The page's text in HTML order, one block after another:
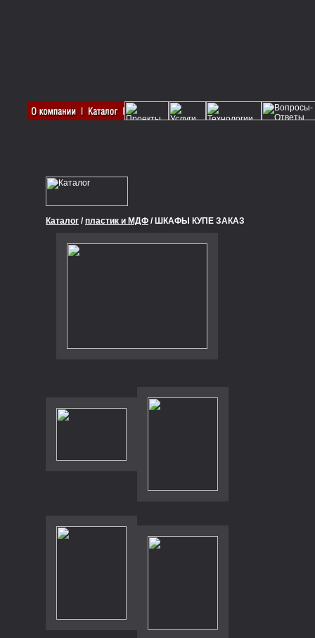
Каталог /пластик и МДФ / ШКАФЫ КУПЕ ЗАКАЗ